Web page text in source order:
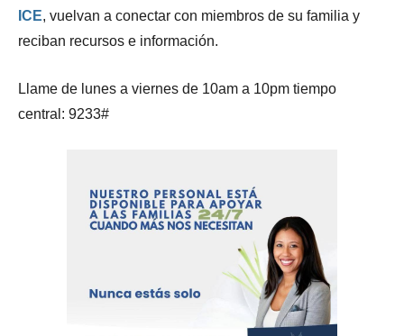
ICE, vuelvan a conectar con miembros de su familia y
reciban recursos e información.
Llame de lunes a viernes de 10am a 10pm tiempo
central: 9233#